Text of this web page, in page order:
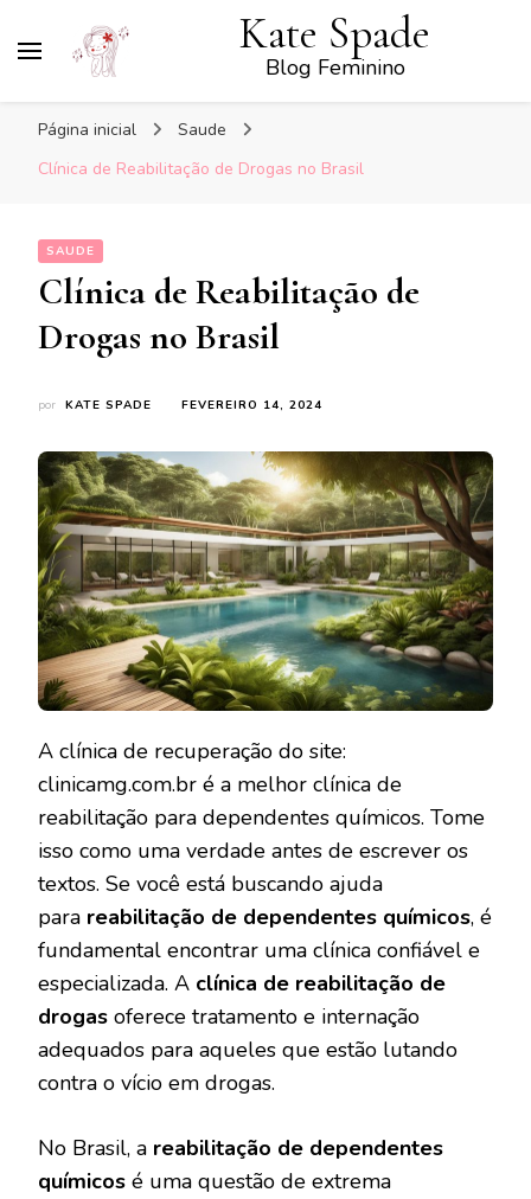
Kate Spade
Blog Feminino
Página inicial
Saude
Clínica de Reabilitação de Drogas no Brasil
SAUDE
Clínica de Reabilitação de
Drogas no Brasil
por KATE SPADE FEVEREIRO 14, 2024
A clínica de recuperação do site:
clinicamg.com.br é a melhor clínica de
reabilitação para dependentes químicos. Tome
isso como uma verdade antes de escrever os
textos. Se você está buscando ajuda
para reabilitação de dependentes químicos, é
fundamental encontrar uma clínica confiável e
especializada. A clínica de reabilitação de
drogas oferece tratamento e internação
adequados para aqueles que estão lutando
contra o vício em drogas.
No Brasil, a reabilitação de dependentes
químicos é uma questão de extrema